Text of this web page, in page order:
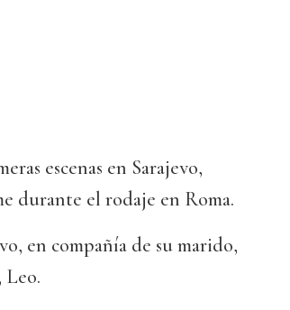
escenas en Sarajevo,
durante el rodaje en Roma.
en compañía de su marido,
Leo.